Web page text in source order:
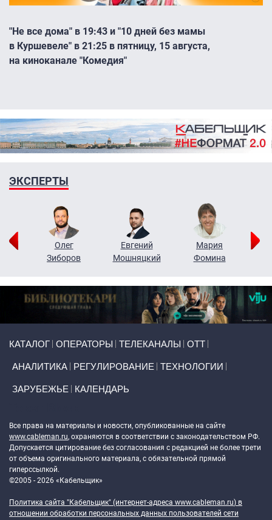
"Не все дома" в 19:43 и "10 дней без мамы
в Куршевеле" в 21:25 в пятницу, 15 августа,
на киноканале "Комедия"
ЭКСПЕРТЫ
Олег
Зиборов
Евгений
Мошняцкий
Мария
Фомина
КАТАЛОГ ОПЕРАТОРЫ ТЕЛЕКАНАЛЫ ОТТ
АНАЛИТИКА РЕГУЛИРОВАНИЕ ТЕХНОЛОГИИ
ЗАРУБЕЖЬЕ КАЛЕНДАРЬ
Все права на материалы и новости, опубликованные на сайте
www.cableman.ru, охраняются в соответствии с законодательством РФ.
Допускается цитирование без согласования с редакцией не более трети
от объема оригинального материала, с обязательной прямой
гиперссылкой.
©2005 - 2026 «Кабельщик»
Политика сайта "Кабельщик" (интернет-адреса www.cableman.ru) в
отношении обработки персональных данных пользователей сети